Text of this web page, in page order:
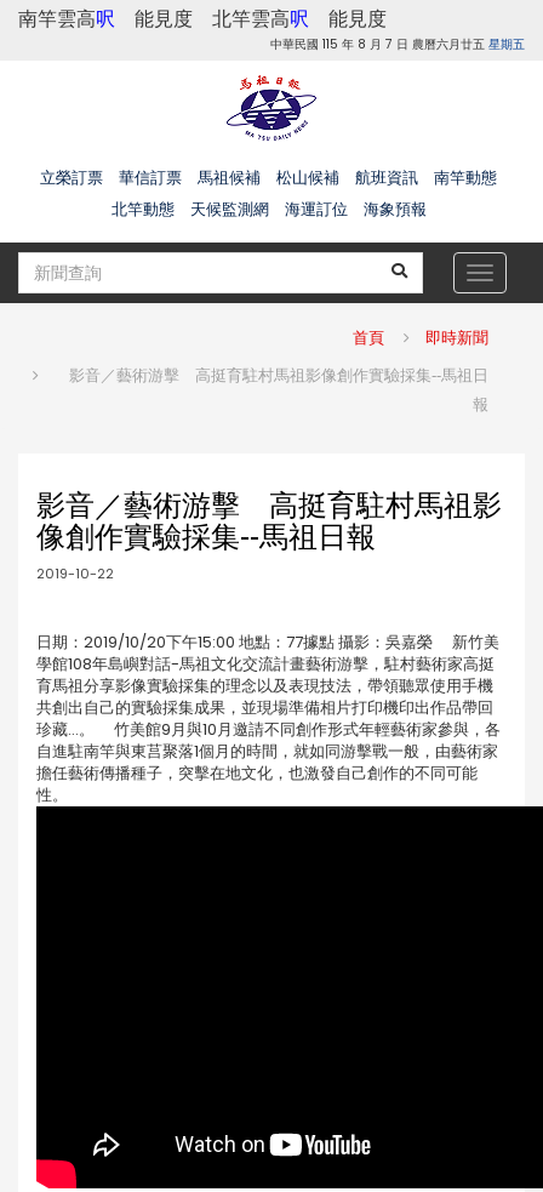
南竿雲高呎 能見度 北竿雲高呎 能見度
中華民國 115 年 8 月 7 日 農曆六月廿五 星期五
立榮訂票 華信訂票 馬祖候補 松山候補 航班資訊
南竿動態
北竿動態
天候監測網 海運訂位 海象預報
Toggle
首頁 即時新聞
影音／藝術游擊 高挺育駐村馬祖影像創作實驗採集--馬祖日
報
影音／藝術游擊 高挺育駐村馬祖影
像創作實驗採集--馬祖日報
2019-10-22
日期：2019/10/20下午15:00 地點：77據點 攝影：吳嘉榮 新竹美
學館108年島嶼對話-馬祖文化交流計畫藝術游擊，駐村藝術家高挺
育馬祖分享影像實驗採集的理念以及表現技法，帶領聽眾使用手機
共創出自己的實驗採集成果，並現場準備相片打印機印出作品帶回
珍藏...。 竹美館9月與10月邀請不同創作形式年輕藝術家參與，各
自進駐南竿與東莒聚落1個月的時間，就如同游擊戰一般，由藝術家
擔任藝術傳播種子，突擊在地文化，也激發自己創作的不同可能
性。